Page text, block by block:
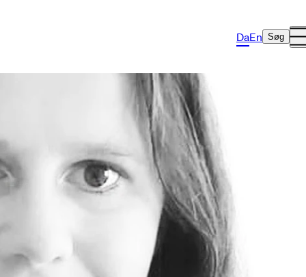
DaEn Søg